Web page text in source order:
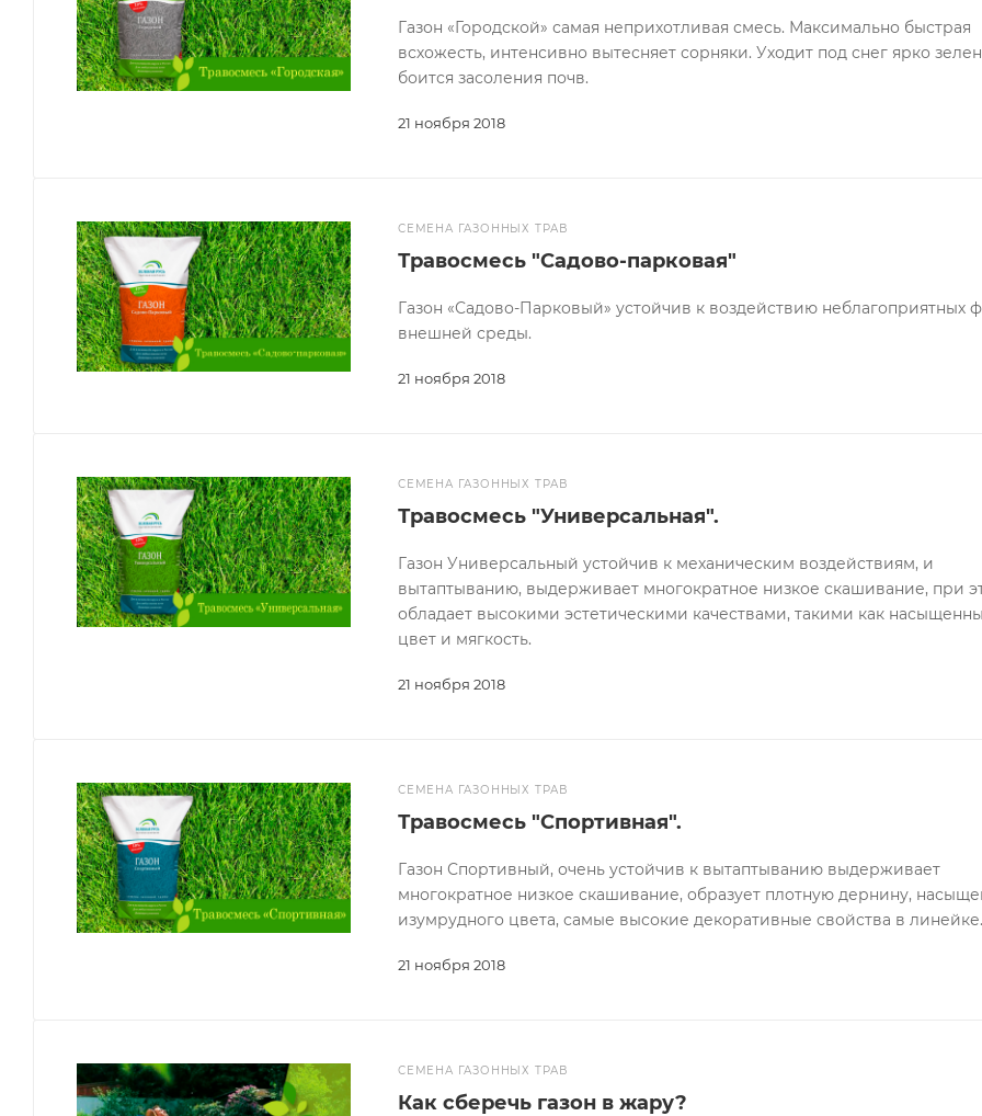
21 ноября 2018
Газон «Городской» самая неприхотливая смесь. Максимально быстрая
всхожесть, интенсивно вытесняет сорняки. Уходит под снег ярко
боится засоления почв.
СЕМЕНА ГАЗОННЫХ ТРАВ
21 ноября 2018
Травосмесь "Садово-парковая"
Газон «Садово-Парковый» устойчив к воздействию неблагоприятных
внешней среды.
СЕМЕНА ГАЗОННЫХ ТРАВ
21 ноября 2018
Травосмесь "Универсальная".
Газон Универсальный устойчив к механическим воздействиям, и
вытаптыванию, выдерживает многократное низкое скашивание, при
обладает высокими эстетическими качествами, такими как
цвет и мягкость.
СЕМЕНА ГАЗОННЫХ ТРАВ
21 ноября 2018
Травосмесь "Спортивная".
Газон Спортивный, очень устойчив к вытаптыванию выдерживает
многократное низкое скашивание, образует плотную дернину,
изумрудного цвета, самые высокие декоративные свойства в линейке.
СЕМЕНА ГАЗОННЫХ ТРАВ
Как сберечь газон в жару?